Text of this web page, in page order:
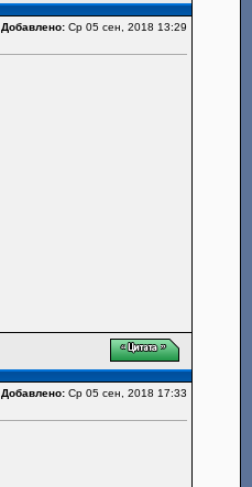
Добавлено:Ср 05 сен, 2018 13:29
Добавлено:Ср 05 сен, 2018 17:33